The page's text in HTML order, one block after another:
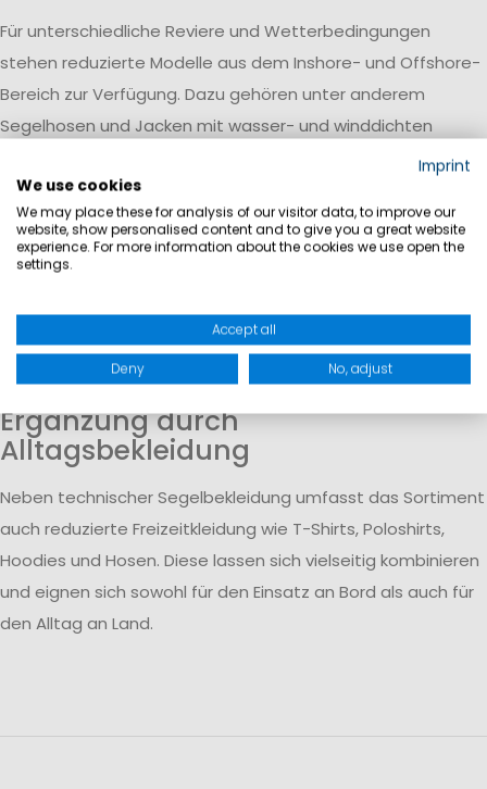
Für unterschiedliche Reviere und Wetterbedingungen
stehen reduzierte Modelle aus dem Inshore- und Offshore-
Bereich zur Verfügung. Dazu gehören unter anderem
Segelhosen und Jacken mit wasser- und winddichten
Eigenschaften, die auf wechselnde Bedingungen ausgelegt
sind.
Funktion und Wetterschutz
Die angebotenen Produkte unterstützen den Schutz vor
Tragegefühl bei. Funktionale Materialien helfen dabei, auch
bei längeren Aufenthalten auf dem Wasser komfortabel
ausgerüstet zu bleiben.
Ergänzung durch
Alltagsbekleidung
Neben technischer Segelbekleidung umfasst das Sortiment
auch reduzierte Freizeitkleidung wie T-Shirts, Poloshirts,
Hoodies und Hosen. Diese lassen sich vielseitig kombinieren
und eignen sich sowohl für den Einsatz an Bord als auch für
den Alltag an Land.
Imprint
We use cookies
We may place these for analysis of our visitor data, to improve our
website, show personalised content and to give you a great website
experience. For more information about the cookies we use open the
settings.
Accept all
Deny No, adjust